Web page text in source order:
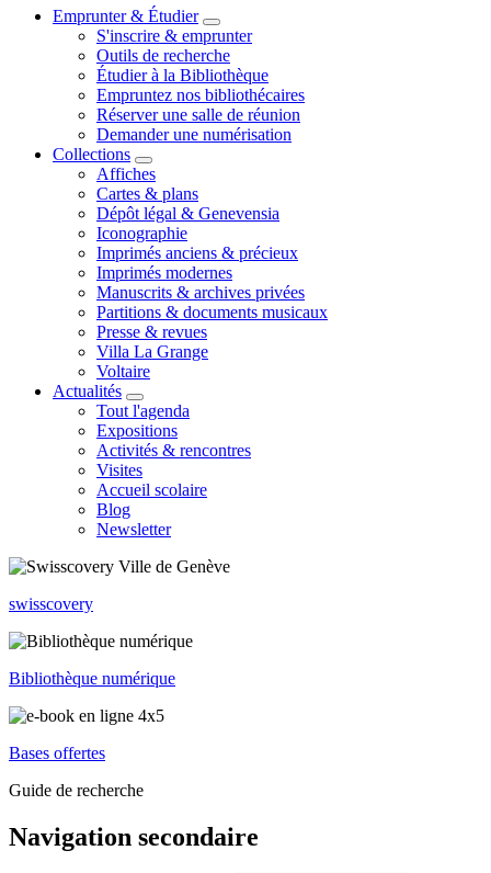
Emprunter & Étudier
S'inscrire & emprunter
Outils de recherche
Étudier à la Bibliothèque
Empruntez nos bibliothécaires
Réserver une salle de réunion
Demander une numérisation
Collections
Affiches
Cartes & plans
Dépôt légal & Genevensia
Iconographie
Imprimés anciens & précieux
Imprimés modernes
Manuscrits & archives privées
Partitions & documents musicaux
Presse & revues
Villa La Grange
Voltaire
Actualités
Tout l'agenda
Expositions
Activités & rencontres
Visites
Accueil scolaire
Blog
Newsletter
swisscovery
Bibliothèque numérique
Bases offertes
Guide de recherche
Navigation secondaire